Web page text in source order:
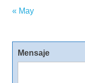
« May
Mensaje